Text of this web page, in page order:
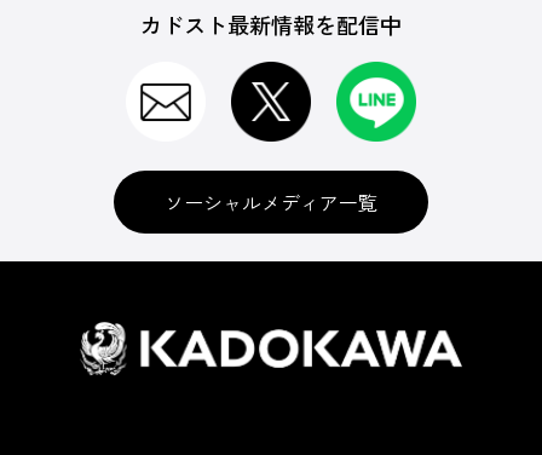
カドスト最新情報を配信中
ソーシャルメディア一覧